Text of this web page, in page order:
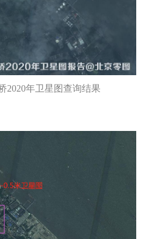
2020年卫星图查询结果